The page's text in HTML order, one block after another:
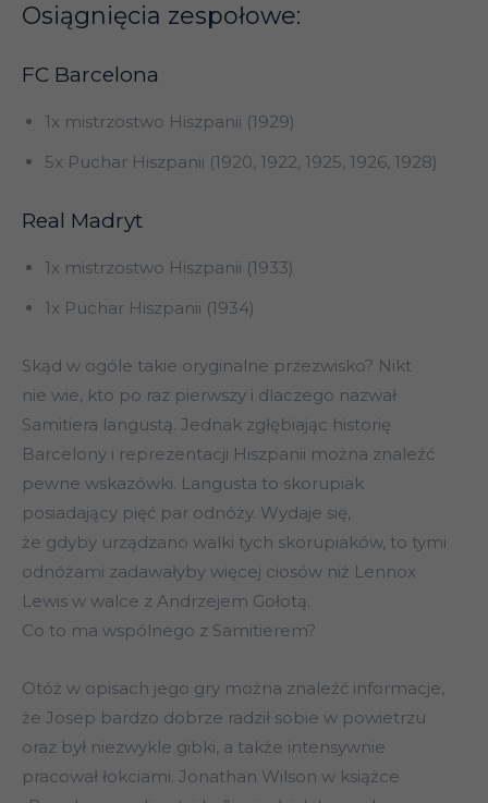
Osiągnięcia zespołowe:
FC Barcelona
1x mistrzostwo Hiszpanii (1929)
5x Puchar Hiszpanii (1920, 1922, 1925, 1926, 1928)
Real Madryt
1x mistrzostwo Hiszpanii (1933)
1x Puchar Hiszpanii (1934)
Skąd w ogóle takie oryginalne przezwisko? Nikt
nie wie, kto po raz pierwszy i dlaczego nazwał
Samitiera langustą. Jednak zgłębiając historię
Barcelony i reprezentacji Hiszpanii można znaleźć
pewne wskazówki. Langusta to skorupiak
posiadający pięć par odnóży. Wydaje się,
że gdyby urządzano walki tych skorupiaków, to tymi
odnóżami zadawałyby więcej ciosów niż Lennox
Lewis w walce z Andrzejem Gołotą.
Co to ma wspólnego z Samitierem?
Otóż w opisach jego gry można znaleźć informacje,
że Josep bardzo dobrze radził sobie w powietrzu
oraz był niezwykle gibki, a także intensywnie
pracował łokciami. Jonathan Wilson w książce